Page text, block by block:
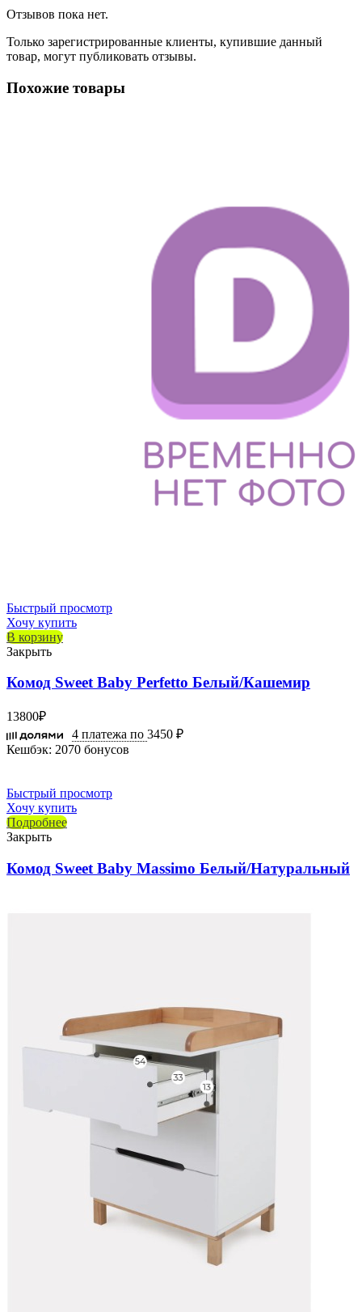
Отзывов пока нет.
Только зарегистрированные клиенты, купившие данный
товар, могут публиковать отзывы.
Похожие товары
Быстрый просмотр
Хочу купить
В корзину
Закрыть
Комод Sweet Baby Perfetto Белый/Кашемир
13800₽
4 платежа по 3450 ₽
Кешбэк: 2070 бонусов
Быстрый просмотр
Хочу купить
Подробнее
Закрыть
Комод Sweet Baby Massimo Белый/Натуральный